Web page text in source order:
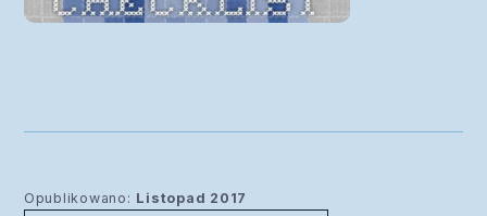
Opublikowano: Listopad 2017